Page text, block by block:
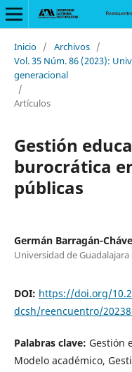
Inicio / Archivos /
Vol. 35 Núm. 86 (2023):
generacional
/
Artículos
Gestión
burocrática
públicas
Germán Barragán-
Universidad de Guadalajara
DOI: https://doi.org/
dcsh/reencuentro/
Palabras clave: Gestión
Modelo académico,